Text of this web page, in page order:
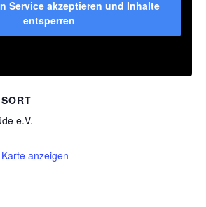
e.V.
anzeigen
Service akzeptieren und Inhalte
entsperren